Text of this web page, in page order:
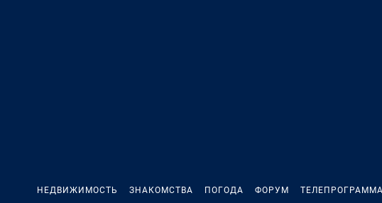
НЕДВИЖИМОСТЬ ЗНАКОМСТВА ПОГОДА ФОРУМ ТЕЛЕПРОГРАММА